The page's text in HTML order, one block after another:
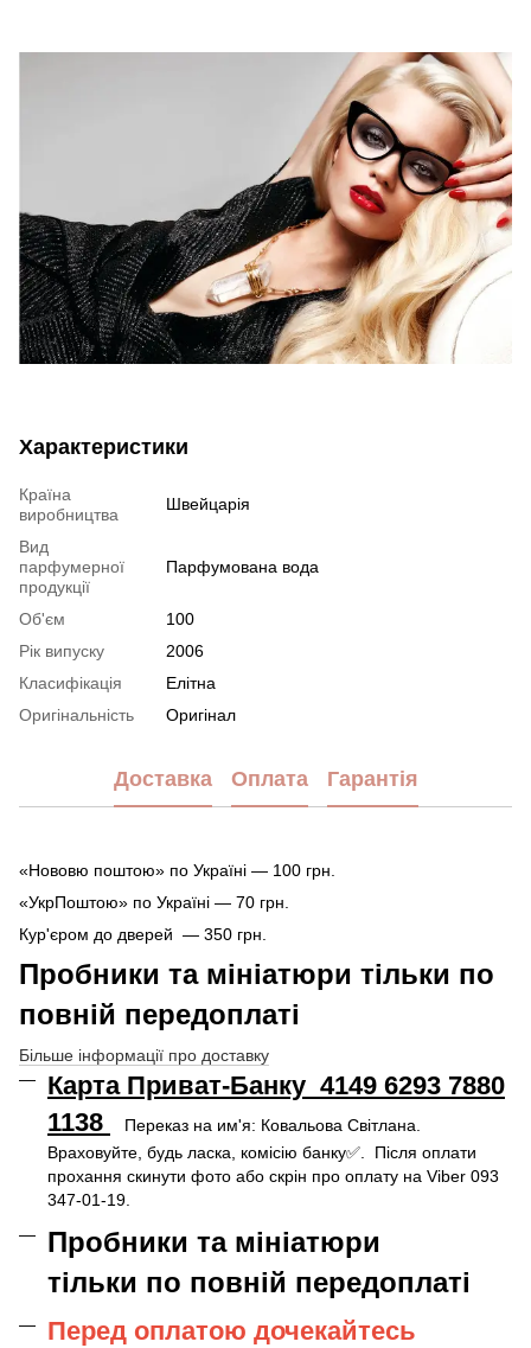
Характеристики
Країна
виробництва
Швейцарія
Вид
парфумерної
продукції
Парфумована вода
Об'єм
100
Рік випуску
2006
Класифікація
Елітна
Оригінальність
Оригінал
Доставка Оплата Гарантія
«Нововю поштою» по Україні — 100 грн.
«УкрПоштою» по Україні — 70 грн.
Кур'єром до дверей — 350 грн.
Пробники та мініатюри тільки по
повній передоплаті
Більше інформації про доставку
Карта Приват-Банку 4149 6293 7880
1138
Переказ на им'я: Ковальова Світлана.
Враховуйте, будь ласка, комісію банку✅. Після оплати
прохання скинути фото або скрін про оплату на Viber 093
347-01-19.
Пробники та мініатюри
тільки по повній передоплаті
Перед оплатою дочекайтесь